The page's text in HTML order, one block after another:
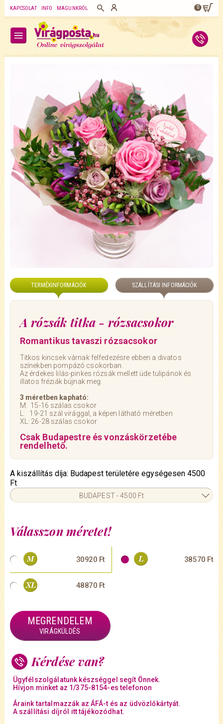
KAPCSOLAT INFO MAGUNKRÓL 0
TERMÉKINFORMÁCIÓK SZÁLLÍTÁSI INFORMÁCIÓK
A rózsák titka - rózsacsokor
Romantikus tavaszi rózsacsokor
Titkos kincsek várnak felfedezésre ebben a divatos
színekben pompázó csokorban.
Az érdekes lilás-pinkes rózsák mellett üde tulipánok és
illatos fréziák bújnak meg.
3 méretben kapható:
M: 15-16 szálas csokor
L: 19-21 szál virággal, a képen látható méretben
XL: 26-28 szálas csokor
Csak Budapestre és vonzáskörzetébe
rendelhető.
Válasszon méretet!
30920 Ft 38570 Ft
48870 Ft
MEGRENDELEM
VIRÁGKÜLDÉS
A kiszállítás díja: Budapest területére egységesen 4500
Ft
BUDAPEST - 4500 Ft
Kérdése van?
Ügyfélszolgálatunk készséggel segít Önnek.
Hívjon minket az 1/375-8154-es telefonon
Áraink tartalmazzák az ÁFÁ-t és az üdvözlőkártyát.
A szállítási díjról itt tájékozódhat.